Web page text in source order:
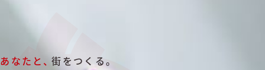
あなたと、街をつくる。